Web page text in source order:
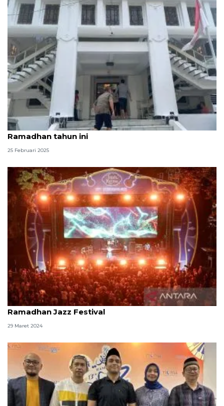
Masjid Cut Meutia siap gelar festival jazz di
Ramadhan tahun ini
25 Februari 2025
Kemarin ada warta soal Galaxy AI hingga
Ramadhan Jazz Festival
29 Maret 2024